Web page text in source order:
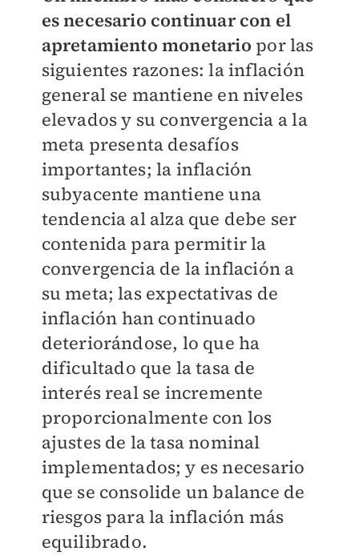
es necesario continuar con el
apretamiento monetario por las
siguientes razones: la inflación
general se mantiene en niveles
elevados y su convergencia a la
meta presenta desafíos
importantes; la inflación
subyacente mantiene una
tendencia al alza que debe ser
contenida para permitir la
convergencia de la inflación a
su meta; las expectativas de
inflación han continuado
deteriorándose, lo que ha
dificultado que la tasa de
interés real se incremente
proporcionalmente con los
ajustes de la tasa nominal
implementados; y es necesario
que se consolide un balance de
riesgos para la inflación más
equilibrado.